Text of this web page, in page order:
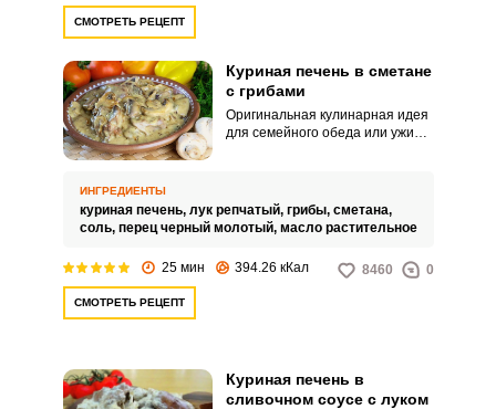
СМОТРЕТЬ РЕЦЕПТ
Куриная печень в сметане
с грибами
Оригинальная кулинарная идея
для семейного обеда или ужина
аппетитным и насыщенным по
вкусу.
ИНГРЕДИЕНТЫ
куриная печень, лук репчатый, грибы, сметана,
соль, перец черный молотый, масло растительное
25 мин 394.26 кКал 8460 0
СМОТРЕТЬ РЕЦЕПТ
Куриная печень в
сливочном соусе с луком